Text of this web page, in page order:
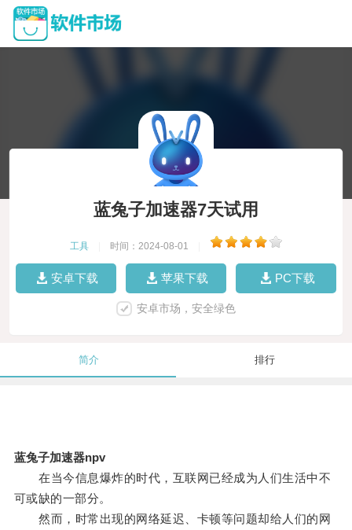
蓝兔子加速器7天试用
工具 时间：2024-08-01
安卓下载 苹果下载 PC下载
安卓市场，安全绿色
简介 排行
蓝兔子加速器npv
在当今信息爆炸的时代，互联网已经成为人们生活中不
可或缺的一部分。
然而，时常出现的网络延迟、卡顿等问题却给人们的网